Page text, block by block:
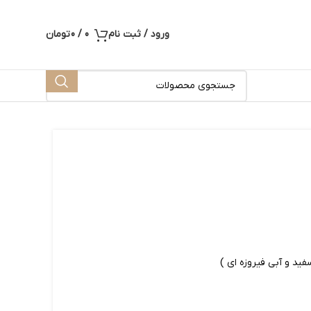
ورود / ثبت نام 0
/
0تومان
و آبی فیروزه ای )